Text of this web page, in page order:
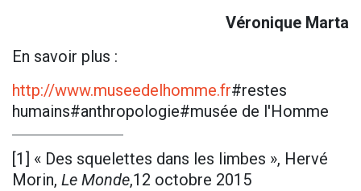
Véronique Marta
En savoir plus :
http://www.museedelhomme.fr#restes
humains#anthropologie#musée de l'Homme
[1] « Des squelettes dans les limbes », Hervé
Morin, Le Monde,12 octobre 2015